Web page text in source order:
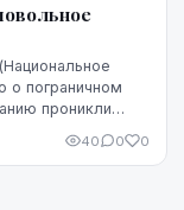
о пограничном
проникли
40 0 0